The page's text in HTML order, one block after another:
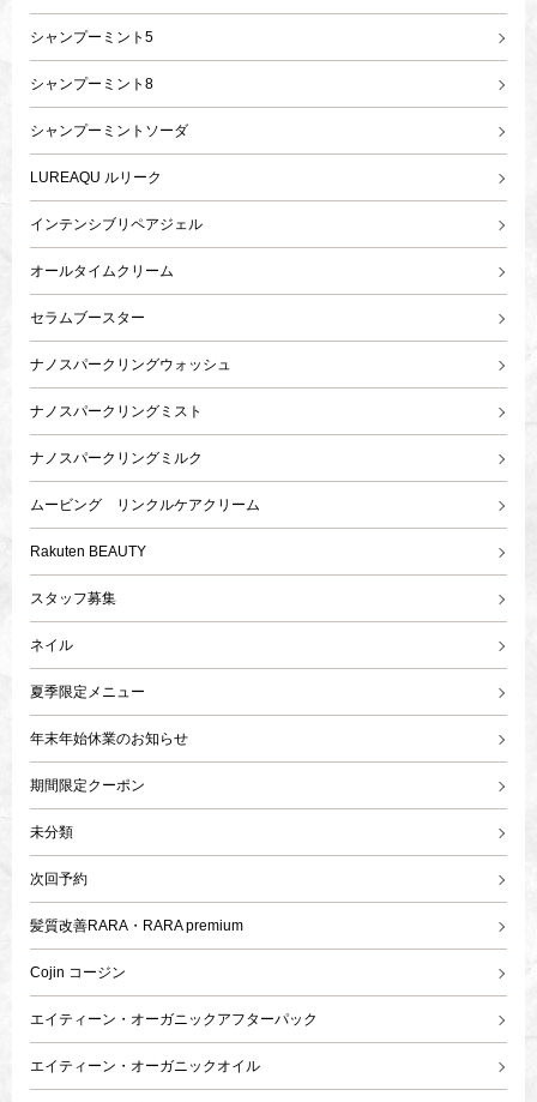
シャンプーミント5
シャンプーミント8
シャンプーミントソーダ
LUREAQU ルリーク
インテンシブリペアジェル
オールタイムクリーム
セラムブースター
ナノスパークリングウォッシュ
ナノスパークリングミスト
ナノスパークリングミルク
ムービング リンクルケアクリーム
Rakuten BEAUTY
スタッフ募集
ネイル
夏季限定メニュー
年末年始休業のお知らせ
期間限定クーポン
未分類
次回予約
髪質改善RARA・RARA premium
Cojin コージン
エイティーン・オーガニックアフターパック
エイティーン・オーガニックオイル